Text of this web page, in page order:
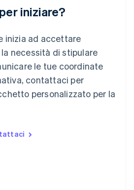
iniziare?
inizia ad accettare
necessità di stipulare
le tue coordinate
contattaci per
personalizzato per la